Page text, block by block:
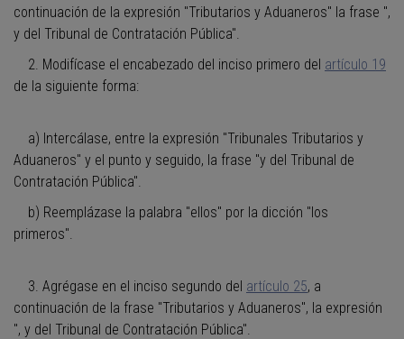
continuación de la expresión "Tributarios y Aduaneros" la frase ",
y del Tribunal de Contratación Pública".
2. Modifícase el encabezado del inciso primero del artículo 19
de la siguiente forma:
a) Intercálase, entre la expresión "Tribunales Tributarios y
Aduaneros" y el punto y seguido, la frase "y del Tribunal de
Contratación Pública".
b) Reemplázase la palabra "ellos" por la dicción "los
primeros".
3. Agrégase en el inciso segundo del artículo 25, a
continuación de la frase "Tributarios y Aduaneros", la expresión
", y del Tribunal de Contratación Pública".